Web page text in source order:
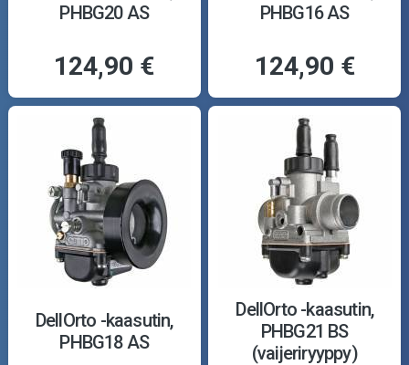
PHBG20 AS
124,90 €
PHBG16 AS
124,90 €
DellOrto -kaasutin,
PHBG18 AS
DellOrto -kaasutin,
PHBG21 BS
(vaijeriryyppy)